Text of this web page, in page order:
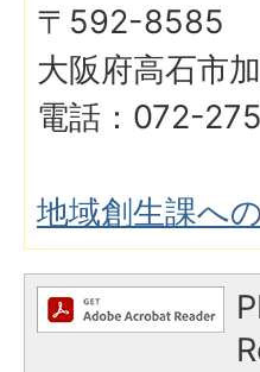
〒592-8585
大阪府高石市
電話：072-
地域創生課へ